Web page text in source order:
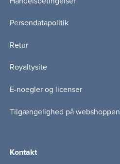
Persondatapolitik
Retur
Royaltysite
E-noegler og licenser
Tilgængelighed på webshoppen
Kontakt